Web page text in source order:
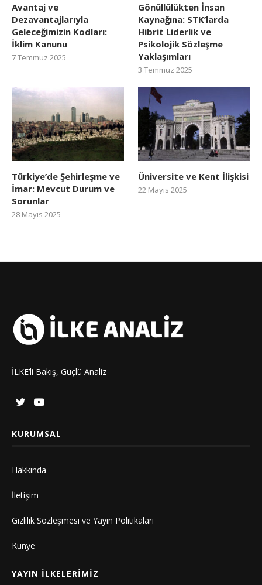
Avantaj ve
Dezavantajlarıyla
Geleceğimizin Kodları:
İklim Kanunu
7 Temmuz 2025
Gönüllülükten İnsan
Kaynağına: STK’larda
Hibrit Liderlik ve
Psikolojik Sözleşme
Yaklaşımları
3 Temmuz 2025
Türkiye’de Şehirleşme ve
İmar: Mevcut Durum ve
Sorunlar
28 Mayıs 2025
Üniversite ve Kent İlişkisi
22 Mayıs 2025
İLKE’li Bakış, Güçlü Analiz
KURUMSAL
Hakkında
İletişim
Gizlilik Sözleşmesi ve Yayın Politikaları
Künye
YAYIN İLKELERIMIZ